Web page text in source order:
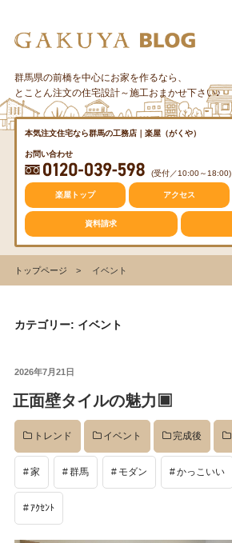
へ
ス
群馬県の前橋を中心にお家を作るなら、
とことん注文の住宅設計～施工おまかせ下さい♪
本気注文住宅なら群馬の工務店｜楽屋（がくや）
お問い合わせ
(受付／10:00～18:00)
楽屋トップ アクセス
資料請求
トップページ イベント
カテゴリー: イベント
投
日:
2026年7月21日
正面壁タイルの魅力▣
トレンド イベント 完成後
家 群馬 モダン かっこいい
ｱｸｾﾝﾄ
カテゴリー
質問・疑問
トレンド
収納
仕事の風景
イベント
完成後
工事中